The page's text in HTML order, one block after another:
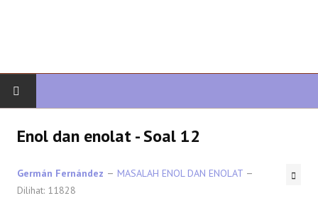
ORGANIK LANJUTAN
Enol dan enolat - Soal 12
Germán Fernández
MASALAH ENOL DAN ENOLAT
Dilihat: 11828